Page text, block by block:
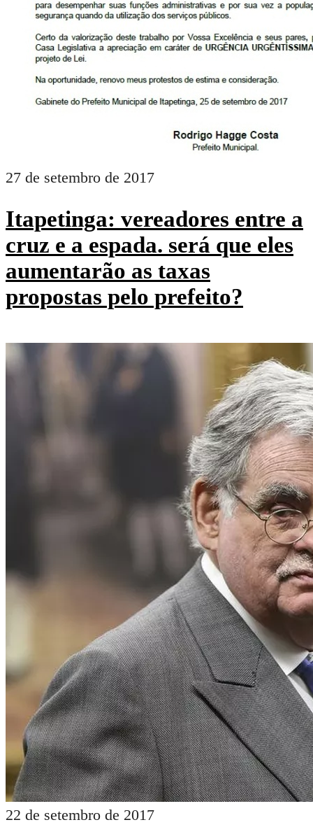
27 de setembro de 2017
Itapetinga: vereadores entre a
cruz e a espada. será que eles
aumentarão as taxas
propostas pelo prefeito?
22 de setembro de 2017